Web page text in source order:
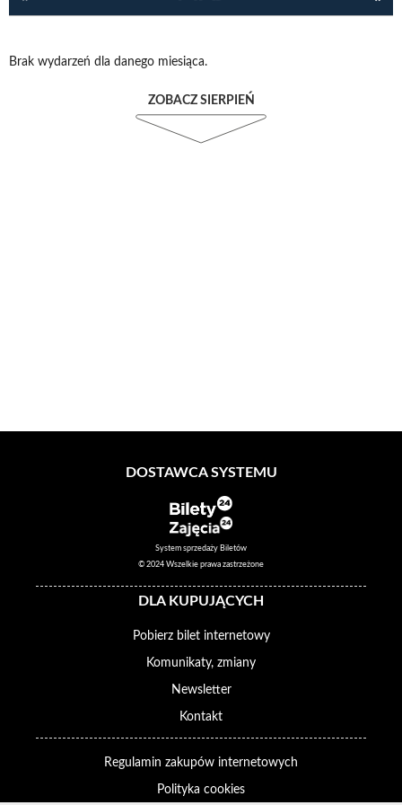
Brak wydarzeń dla danego miesiąca.
ZOBACZ SIERPIEŃ
DOSTAWCA SYSTEMU
System sprzedaży Biletów
© 2024 Wszelkie prawa zastrzeżone
DLA KUPUJĄCYCH
Pobierz bilet internetowy
Komunikaty, zmiany
Newsletter
Kontakt
Regulamin zakupów internetowych
Polityka cookies